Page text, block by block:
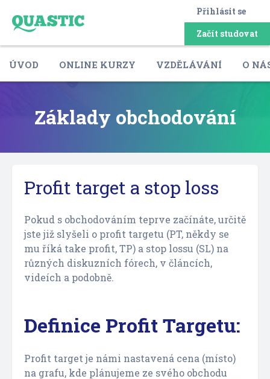
Přihlásit se
Začít studovat
ÚVOD ONLINE KURZY VZDĚLÁVÁNÍ O
Základy obchodování
Profit target a stop loss
Pokud s obchodováním teprve začínáte, určitě
jste již slyšeli o profit targetu (PT, někdy se
mu říká take profit, TP) a stop lossu (SL) na
různých diskuzních fórech, v článcích,
videích a podobně.
Definice Profit Targetu:
Profit target je námi nastavená cena (místo)
na grafu, kde plánujeme ze svého obchodu